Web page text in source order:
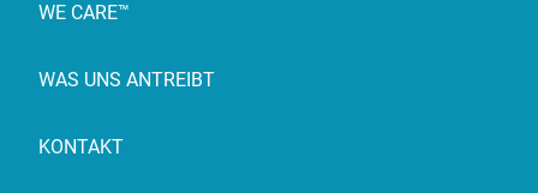
WE CARE™
WAS UNS ANTREIBT
KONTAKT